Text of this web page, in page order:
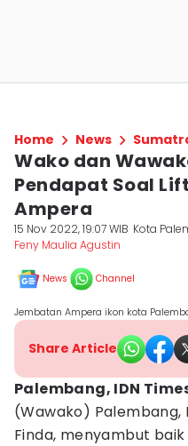
Home News
Wako dan
Pendapat Soal
Ampera
15 Nov 2022, 19:07 WIB Kota
Feny Maulia Agustin
News Channel
Jembatan Ampera ikon kota
Share Article
Palembang, IDN
(Wawako)
Finda, menyambut